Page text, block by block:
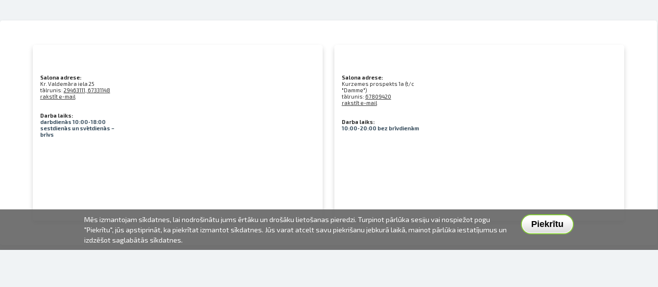
Salona adrese:
Kr. Valdemāra iela 25
tālrunis: 29463111, 67331148
rakstīt e-mail
Darba laiks:
darbdienās 10:00-18:00
sestdienās un svētdienās –
brīvs
Salona adrese:
Kurzemes prospekts 1a (t/c
"Damme")
tālrunis: 67809420
rakstīt e-mail
Darba laiks:
10:00-20:00 bez brīvdienām
Piekrītu
Mēs izmantojam sīkdatnes, lai nodrošinātu jums ērtāku un drošāku lietošanas pieredzi. Turpinot pārlūka sesiju vai nospiežot pogu
"Piekrītu", jūs apstiprināt, ka piekrītat izmantot sīkdatnes. Jūs varat atcelt savu piekrišanu jebkurā laikā, mainot pārlūka iestatījumus un
izdzēšot saglabātās sīkdatnes.